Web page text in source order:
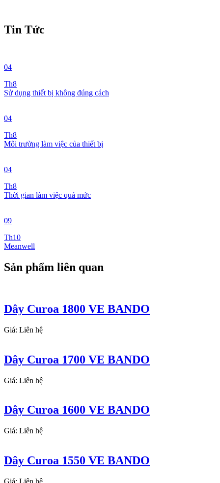
Tin Tức
04
Th8
Sử dụng thiết bị không đúng cách
04
Th8
Môi trường làm việc của thiết bị
04
Th8
Thời gian làm việc quá mức
09
Th10
Meanwell
Sản phẩm liên quan
Dây Curoa 1800 VE BANDO
Giá: Liên hệ
Dây Curoa 1700 VE BANDO
Giá: Liên hệ
Dây Curoa 1600 VE BANDO
Giá: Liên hệ
Dây Curoa 1550 VE BANDO